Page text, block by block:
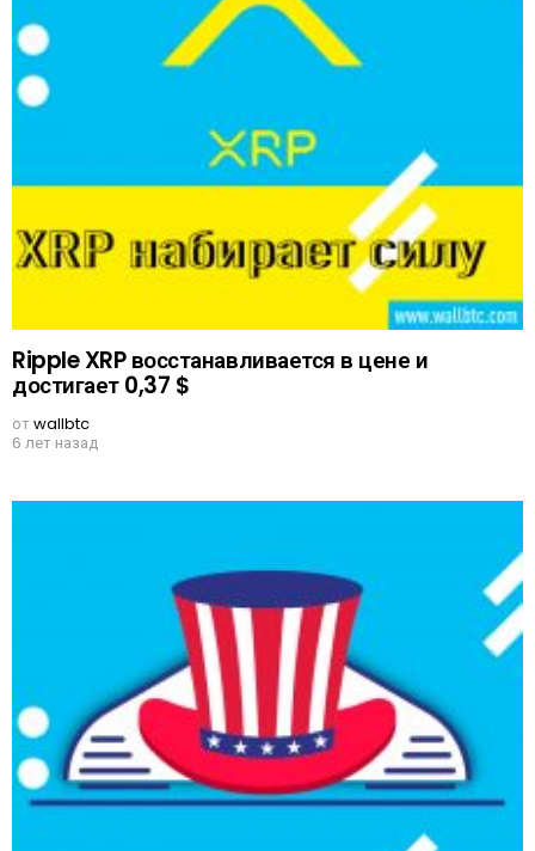
Ripple XRP восстанавливается в цене и
достигает 0,37 $
отwallbtc
6 лет назад